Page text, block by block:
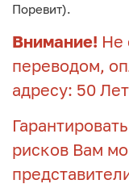
Поревит).
Внимание! Не
переводом,
адресу: 50
рисков Вам